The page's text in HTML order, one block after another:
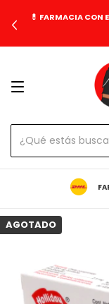
💊 FARMACIA CON
AGOTADO